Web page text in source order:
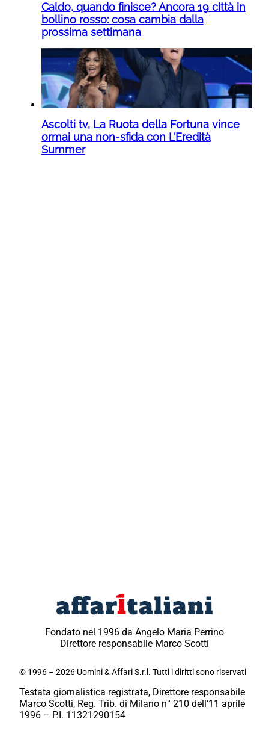
Caldo, quando finisce? Ancora 19 città in
bollino rosso: cosa cambia dalla
prossima settimana
Ascolti tv, La Ruota della Fortuna vince
ormai una non-sfida con L’Eredità
Summer
Fondato nel 1996 da Angelo Maria Perrino
Direttore responsabile Marco Scotti
© 1996 – 2026 Uomini & Affari S.r.l. Tutti i diritti sono riservati
Testata giornalistica registrata, Direttore responsabile
Marco Scotti, Reg. Trib. di Milano n° 210 dell’11 aprile
1996 – P.I. 11321290154